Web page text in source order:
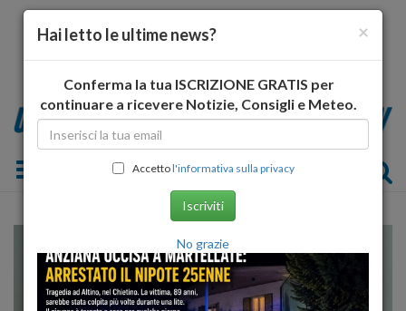
Toggle navigation
×
Hai letto le ultime news?
Conferma la tua ISCRIZIONE GRATIS per
continuare a ricevere Notizie, Consigli e Meteo.
Accettol'informativa sulla privacy
Iscriviti
No grazie